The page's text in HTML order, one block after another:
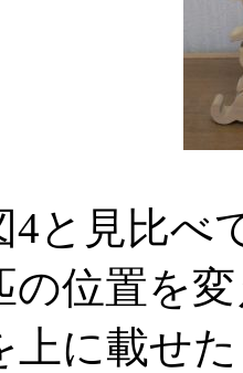
と見比べ
の位置を
上に載せ